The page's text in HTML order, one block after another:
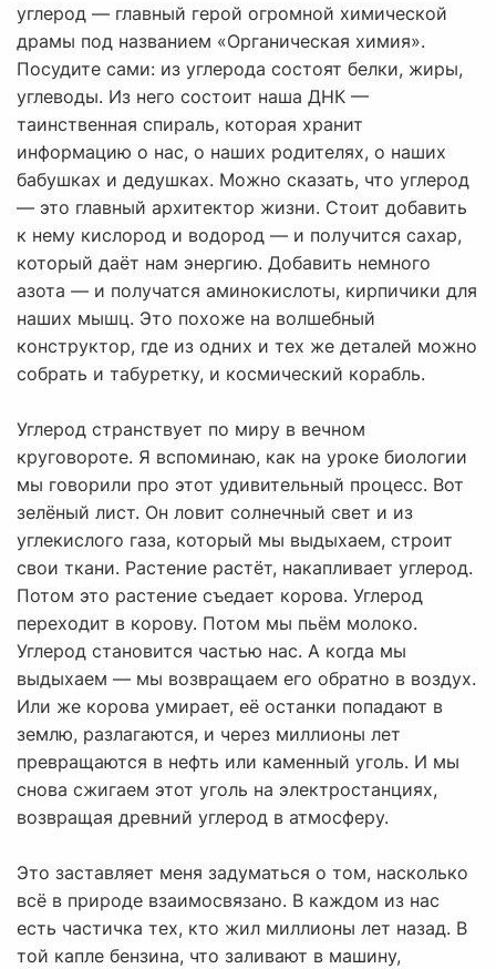
углерод — главный герой огромной химической
драмы под названием «Органическая химия».
Посудите сами: из углерода состоят белки, жиры,
углеводы. Из него состоит наша ДНК —
таинственная спираль, которая хранит
информацию о нас, о наших родителях, о наших
бабушках и дедушках. Можно сказать, что углерод
— это главный архитектор жизни. Стоит добавить
к нему кислород и водород — и получится сахар,
который даёт нам энергию. Добавить немного
азота — и получатся аминокислоты, кирпичики для
наших мышц. Это похоже на волшебный
конструктор, где из одних и тех же деталей можно
собрать и табуретку, и космический корабль.
Углерод странствует по миру в вечном
круговороте. Я вспоминаю, как на уроке биологии
мы говорили про этот удивительный процесс. Вот
зелёный лист. Он ловит солнечный свет и из
углекислого газа, который мы выдыхаем, строит
свои ткани. Растение растёт, накапливает углерод.
Потом это растение съедает корова. Углерод
переходит в корову. Потом мы пьём молоко.
Углерод становится частью нас. А когда мы
выдыхаем — мы возвращаем его обратно в воздух.
Или же корова умирает, её останки попадают в
землю, разлагаются, и через миллионы лет
превращаются в нефть или каменный уголь. И мы
снова сжигаем этот уголь на электростанциях,
возвращая древний углерод в атмосферу.
Это заставляет меня задуматься о том, насколько
всё в природе взаимосвязано. В каждом из нас
есть частичка тех, кто жил миллионы лет назад. В
той капле бензина, что заливают в машину,